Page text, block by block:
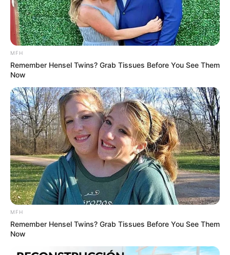
Embarrassing Prince William Moment Caught On
Camera (Watch)
BUZZDAY
MFH
Remember Hensel Twins? Grab Tissues Before You See Them
Now
MFH
Remember Hensel Twins? Grab Tissues Before You See Them
Now